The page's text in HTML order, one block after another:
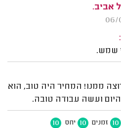
אביב.
שמש.
ממנו! המחיר היה טוב, הוא
ועשה עבודה טובה.
10 זמנים 10 יחס 10